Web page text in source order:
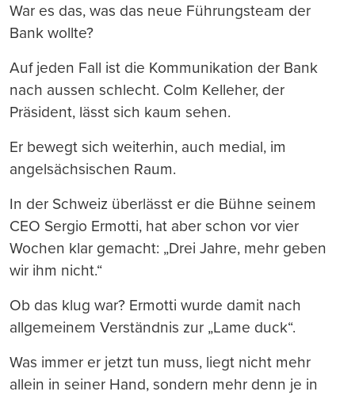
War es das, was das neue Führungsteam der
Bank wollte?
Auf jeden Fall ist die Kommunikation der Bank
nach aussen schlecht. Colm Kelleher, der
Präsident, lässt sich kaum sehen.
Er bewegt sich weiterhin, auch medial, im
angelsächsischen Raum.
In der Schweiz überlässt er die Bühne seinem
CEO Sergio Ermotti, hat aber schon vor vier
Wochen klar gemacht: „Drei Jahre, mehr geben
wir ihm nicht.“
Ob das klug war? Ermotti wurde damit nach
allgemeinem Verständnis zur „Lame duck“.
Was immer er jetzt tun muss, liegt nicht mehr
allein in seiner Hand, sondern mehr denn je in